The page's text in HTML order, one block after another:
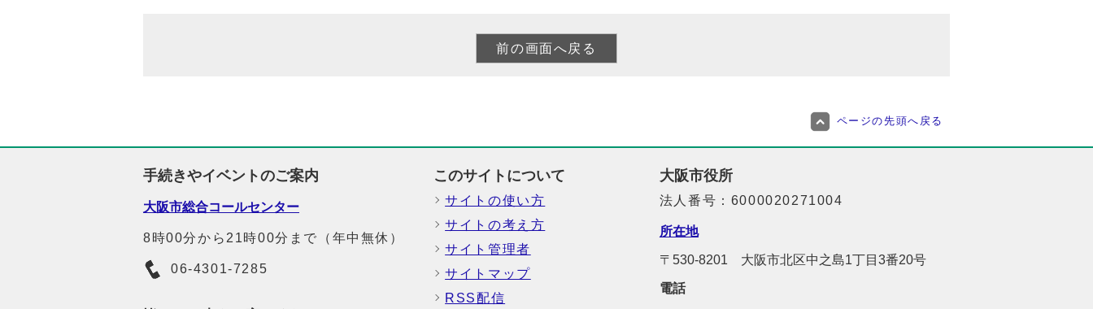
ページの先頭へ戻る
手続きやイベントのご案内
大阪市総合コールセンター
8時00分から21時00分まで（年中無休）
06-4301-7285
このサイトについて
サイトの使い方
サイトの考え方
サイト管理者
サイトマップ
RSS配信
大阪市役所
法人番号：6000020271004
所在地
〒530-8201 大阪市北区中之島1丁目3番20号
電話